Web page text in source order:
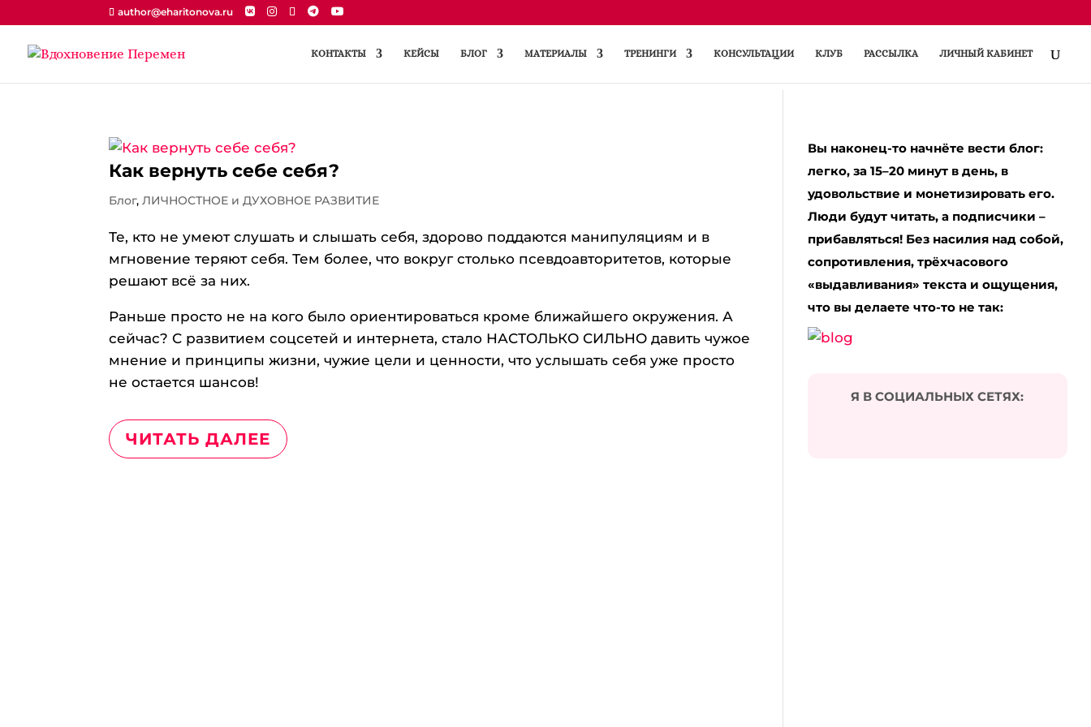
author@eharitonova.ru
КОНТАКТЫ КЕЙСЫ БЛОГ МАТЕРИАЛЫ ТРЕНИНГИ КОНСУЛЬТАЦИИ КЛУБ РАССЫЛКА ЛИЧНЫЙ КАБИНЕТ
Как вернуть себе себя?
Блог,ЛИЧНОСТНОЕ и ДУХОВНОЕ РАЗВИТИЕ
Те, кто не умеют слушать и слышать себя, здорово поддаются манипуляциям и в
мгновение теряют себя. Тем более, что вокруг столько псевдоавторитетов, которые
решают всё за них.
Раньше просто не на кого было ориентироваться кроме ближайшего окружения. А
сейчас? С развитием соцсетей и интернета, стало НАСТОЛЬКО СИЛЬНО давить чужое
мнение и принципы жизни, чужие цели и ценности, что услышать себя уже просто
не остается шансов!
ЧИТАТЬ ДАЛЕЕ
Вы наконец-то начнёте вести блог:
легко, за 15–20 минут в день, в
удовольствие и монетизировать его.
Люди будут читать, а подписчики –
прибавляться! Без насилия над собой,
сопротивления, трёхчасового
«выдавливания» текста и ощущения,
что вы делаете что-то не так:
Я В СОЦИАЛЬНЫХ СЕТЯХ: